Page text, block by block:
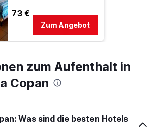
73 €
Zum Angebot
zum Aufenthalt in
Copan
Was sind die besten Hotels